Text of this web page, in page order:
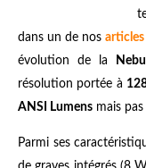
dans un de nos
évolution de la
résolution portée à
ANSI Lumens mais
Parmi ses